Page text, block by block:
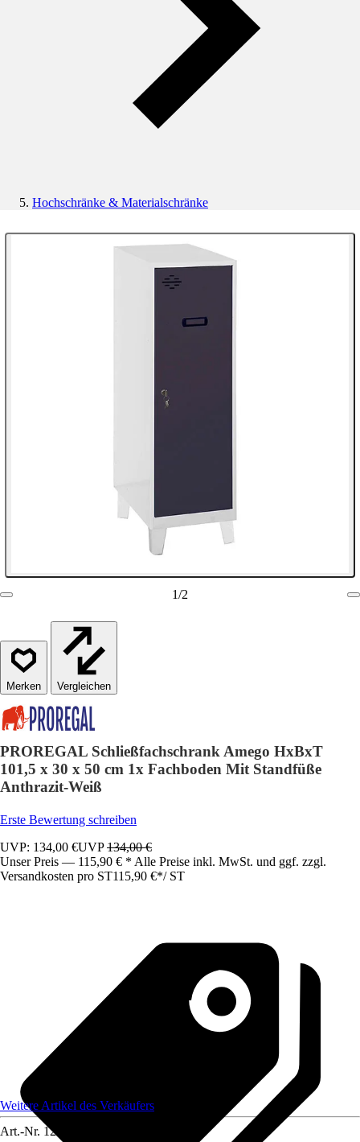
Hochschränke & Materialschränke
1/2
Vergleichen
PROREGAL Schließfachschrank Amego HxBxT
101,5 x 30 x 50 cm 1x Fachboden Mit Standfüße
Anthrazit-Weiß
Erste Bewertung schreiben
UVP: 134,00 €UVP134,00 €
Unser Preis — 115,90 € * Alle Preise inkl. MwSt. und ggf. zzgl.
Versandkosten pro ST115,90 €*/ ST
Weitere Artikel des Verkäufers
Art.-Nr. 12583479